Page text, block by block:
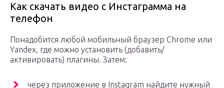
Как скачать видео с Инстаграмма на
телефон
Понадобится любой мобильный браузер Chrome или
Yandex, где можно установить (добавить/
активировать) плагины. Затем:
через приложение в Instagram найдите нужный